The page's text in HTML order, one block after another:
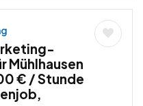
Mühlhausen
€ / Stunde